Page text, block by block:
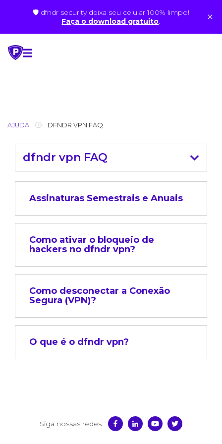
🛡 dfndr security deixa seu celular 100% limpo!
Faça o download gratuito. ×
content
AJUDA DFNDR VPN FAQ
dfndr vpn FAQ
Assinaturas Semestrais e Anuais
Como ativar o bloqueio de
hackers no dfndr vpn?
Como desconectar a Conexão
Segura (VPN)?
O que é o dfndr vpn?
Siga nossas redes: